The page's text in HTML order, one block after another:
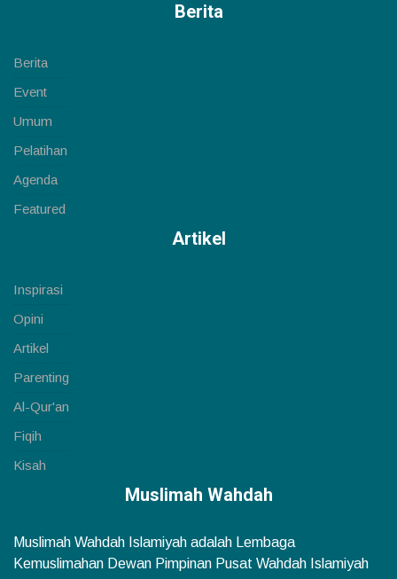
Berita
Berita
Event
Umum
Pelatihan
Agenda
Featured
Artikel
Inspirasi
Opini
Artikel
Parenting
Al-Qur'an
Fiqih
Kisah
Muslimah Wahdah
Muslimah Wahdah Islamiyah adalah Lembaga
Kemuslimahan Dewan Pimpinan Pusat Wahdah Islamiyah